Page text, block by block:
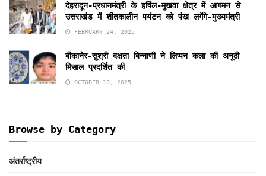
देहरादून-प्रधानमंत्री के हर्षिल-मुखवा क्षेत्र में आगमन से
उत्तराखंड में शीतकालीन पर्यटन को पंख लगेंगे-मुख्यमंत्री
FEBRUARY 24, 2025
बीकानेर-सुश्री दक्षता बिन्नाणी ने लिप्पन कला की अनूठी
मिसाल प्रदर्शित की
OCTOBER 18, 2025
Browse by Category
अंतर्राष्ट्रीय